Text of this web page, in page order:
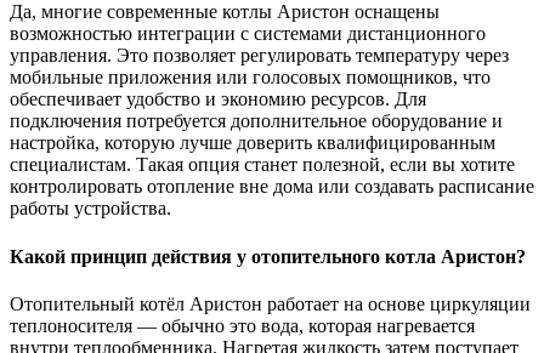
Да, многие современные котлы Аристон оснащены
возможностью интеграции с системами дистанционного
управления. Это позволяет регулировать температуру через
мобильные приложения или голосовых помощников, что
обеспечивает удобство и экономию ресурсов. Для
подключения потребуется дополнительное оборудование и
настройка, которую лучше доверить квалифицированным
специалистам. Такая опция станет полезной, если вы хотите
контролировать отопление вне дома или создавать расписание
работы устройства.
Какой принцип действия у отопительного котла Аристон?
Отопительный котёл Аристон работает на основе циркуляции
теплоносителя — обычно это вода, которая нагревается
внутри теплообменника. Нагретая жидкость затем поступает